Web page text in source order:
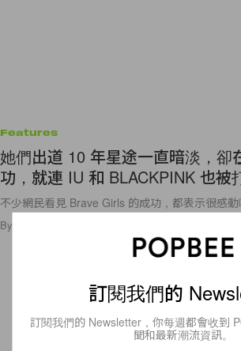
Features
她們出道 10 年星途一直暗淡，卻
功，就連 IU 和 BLACKPINK 也被
不少網民看見 Brave Girls 的成功，都表示很感動
By
訂閱我們的
訂閱我們的 Newsletter，你每週都會收到
聞和最新潮流資訊。